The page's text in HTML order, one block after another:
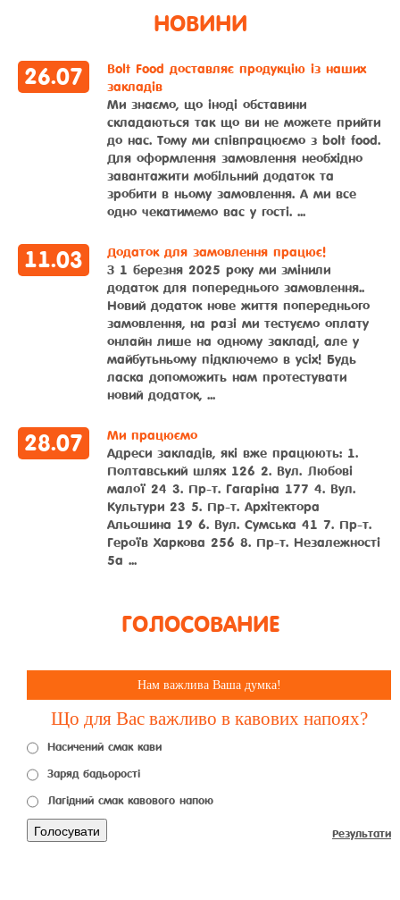
НОВИНИ
26.07
Bolt Food доставляє продукцію із наших
закладів
Ми знаємо, що іноді обставини
складаються так що ви не можете прийти
до нас. Тому ми співпрацюємо з bolt food.
Для оформлення замовлення необхідно
завантажити мобільний додаток та
зробити в ньому замовлення. А ми все
одно чекатимемо вас у гості. ...
11.03
Додаток для замовлення працює!
З 1 березня 2025 року ми змінили
додаток для попереднього замовлення..
Новий додаток нове життя попереднього
замовлення, на разі ми тестуємо оплату
онлайн лише на одному закладі, але у
майбутьньому підключемо в усіх! Будь
ласка допоможить нам протестувати
новий додаток, ...
28.07
Ми працюємо
Адреси закладів, які вже працюють: 1.
Полтавський шлях 126 2. Вул. Любові
малої 24 3. Пр-т. Гагаріна 177 4. Вул.
Культури 23 5. Пр-т. Архітектора
Альошина 19 6. Вул. Сумська 41 7. Пр-т.
Героїв Харкова 256 8. Пр-т. Незалежності
5а ...
ГОЛОСОВАНИЕ
Нам важлива Ваша думка!
Що для Вас важливо в кавових напоях?
Насичений смак кави
Заряд бадьорості
Лагідний смак кавового напою
Голосувати Результати